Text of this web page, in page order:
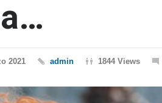
2021 admin 1844 Views